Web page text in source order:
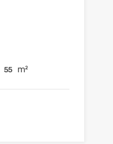
55 m²